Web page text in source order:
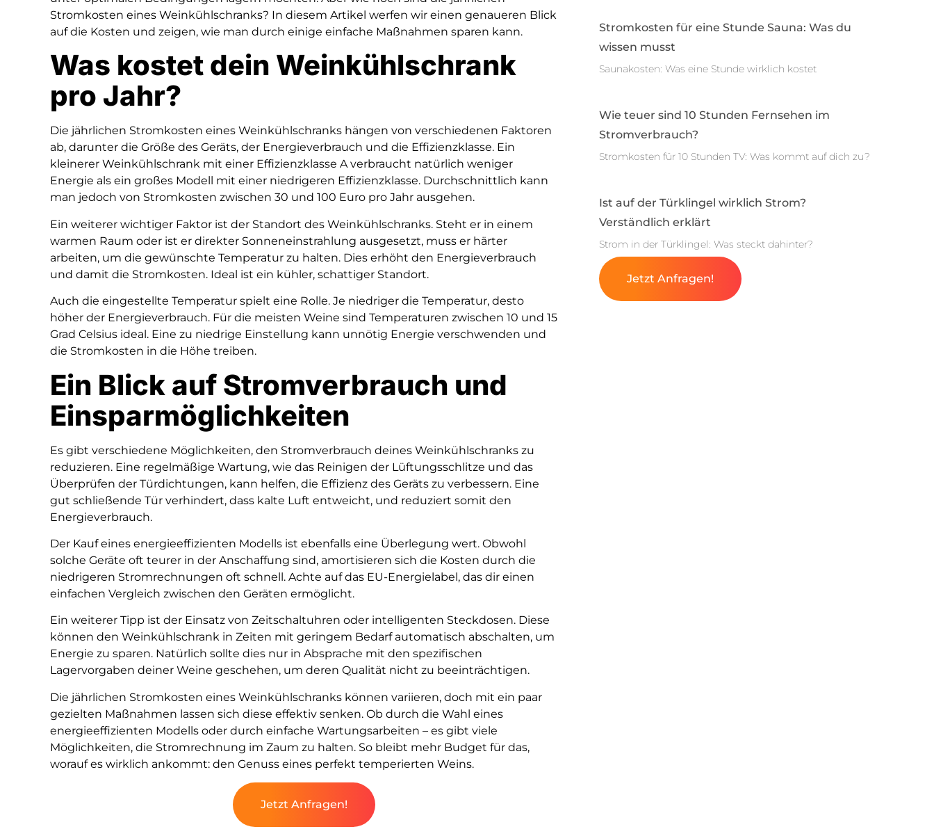
Stromkosten eines Weinkühlschranks? In diesem Artikel werfen wir einen genaueren Blick
auf die Kosten und zeigen, wie man durch einige einfache Maßnahmen sparen kann.
Was kostet dein Weinkühlschrank
pro Jahr?
Die jährlichen Stromkosten eines Weinkühlschranks hängen von verschiedenen Faktoren
ab, darunter die Größe des Geräts, der Energieverbrauch und die Effizienzklasse. Ein
kleinerer Weinkühlschrank mit einer Effizienzklasse A verbraucht natürlich weniger
Energie als ein großes Modell mit einer niedrigeren Effizienzklasse. Durchschnittlich kann
man jedoch von Stromkosten zwischen 30 und 100 Euro pro Jahr ausgehen.
Ein weiterer wichtiger Faktor ist der Standort des Weinkühlschranks. Steht er in einem
warmen Raum oder ist er direkter Sonneneinstrahlung ausgesetzt, muss er härter
arbeiten, um die gewünschte Temperatur zu halten. Dies erhöht den Energieverbrauch
und damit die Stromkosten. Ideal ist ein kühler, schattiger Standort.
Auch die eingestellte Temperatur spielt eine Rolle. Je niedriger die Temperatur, desto
höher der Energieverbrauch. Für die meisten Weine sind Temperaturen zwischen 10 und 15
Grad Celsius ideal. Eine zu niedrige Einstellung kann unnötig Energie verschwenden und
die Stromkosten in die Höhe treiben.
Ein Blick auf Stromverbrauch und
Einsparmöglichkeiten
Es gibt verschiedene Möglichkeiten, den Stromverbrauch deines Weinkühlschranks zu
reduzieren. Eine regelmäßige Wartung, wie das Reinigen der Lüftungsschlitze und das
Überprüfen der Türdichtungen, kann helfen, die Effizienz des Geräts zu verbessern. Eine
gut schließende Tür verhindert, dass kalte Luft entweicht, und reduziert somit den
Energieverbrauch.
Der Kauf eines energieeffizienten Modells ist ebenfalls eine Überlegung wert. Obwohl
solche Geräte oft teurer in der Anschaffung sind, amortisieren sich die Kosten durch die
niedrigeren Stromrechnungen oft schnell. Achte auf das EU-Energielabel, das dir einen
einfachen Vergleich zwischen den Geräten ermöglicht.
Ein weiterer Tipp ist der Einsatz von Zeitschaltuhren oder intelligenten Steckdosen. Diese
können den Weinkühlschrank in Zeiten mit geringem Bedarf automatisch abschalten, um
Energie zu sparen. Natürlich sollte dies nur in Absprache mit den spezifischen
Lagervorgaben deiner Weine geschehen, um deren Qualität nicht zu beeinträchtigen.
Die jährlichen Stromkosten eines Weinkühlschranks können variieren, doch mit ein paar
gezielten Maßnahmen lassen sich diese effektiv senken. Ob durch die Wahl eines
energieeffizienten Modells oder durch einfache Wartungsarbeiten – es gibt viele
Möglichkeiten, die Stromrechnung im Zaum zu halten. So bleibt mehr Budget für das,
worauf es wirklich ankommt: den Genuss eines perfekt temperierten Weins.
Jetzt Anfragen!
Stromkosten für eine Stunde Sauna: Was du
wissen musst
Saunakosten: Was eine Stunde wirklich kostet
Wie teuer sind 10 Stunden Fernsehen im
Stromverbrauch?
Stromkosten für 10 Stunden TV: Was kommt auf dich zu?
Ist auf der Türklingel wirklich Strom?
Verständlich erklärt
Strom in der Türklingel: Was steckt dahinter?
Jetzt Anfragen!